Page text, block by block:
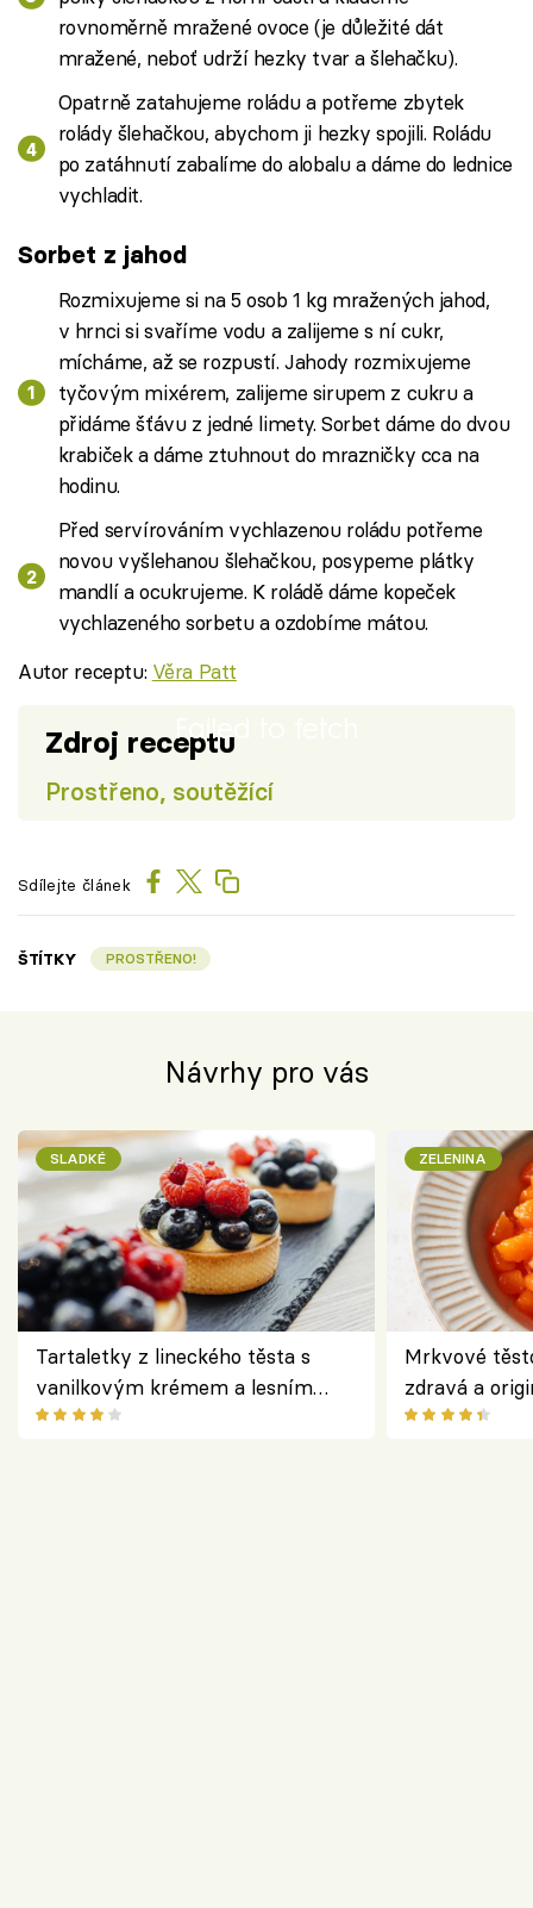
rovnoměrně mražené ovoce (je důležité dát
mražené, neboť udrží hezky tvar a šlehačku).
Opatrně zatahujeme roládu a potřeme zbytek
rolády šlehačkou, abychom ji hezky spojili. Roládu
po zatáhnutí zabalíme do alobalu a dáme do lednice
vychladit.
Sorbet z jahod
Rozmixujeme si na 5 osob 1 kg mražených jahod,
v hrnci si svaříme vodu a zalijeme s ní cukr,
mícháme, až se rozpustí. Jahody rozmixujeme
tyčovým mixérem, zalijeme sirupem z cukru a
přidáme šťávu z jedné limety. Sorbet dáme do dvou
krabiček a dáme ztuhnout do mrazničky cca na
hodinu.
Před servírováním vychlazenou roládu potřeme
novou vyšlehanou šlehačkou, posypeme plátky
mandlí a ocukrujeme. K roládě dáme kopeček
vychlazeného sorbetu a ozdobíme mátou.
Autor receptu: Věra Patt
Failed to fetch
Zdroj receptu
Prostřeno, soutěžící
Sdílejte článek
ŠTÍTKY PROSTŘENO!
Návrhy pro vás
SLADKÉ
Tartaletky z lineckého těsta s
vanilkovým krémem a lesním
ovocem podle Bread Society
ZELENINA
Mrkvové
zdravá a
klasiky